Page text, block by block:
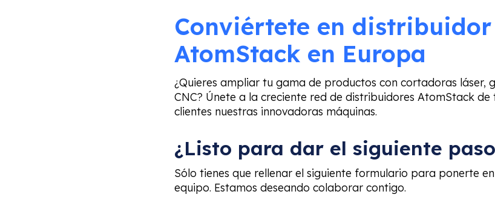
Conviértete en
AtomStack en Europa
¿Quieres ampliar tu gama de productos con cortadoras láser,
CNC? Únete a la creciente red de distribuidores AtomStack
clientes nuestras innovadoras máquinas.
¿Listo para dar el siguiente
Sólo tienes que rellenar el siguiente formulario para ponerte
equipo. Estamos deseando colaborar contigo.